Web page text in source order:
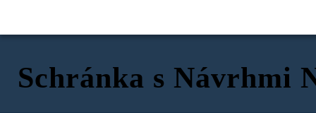
Schránka s Návrhmi